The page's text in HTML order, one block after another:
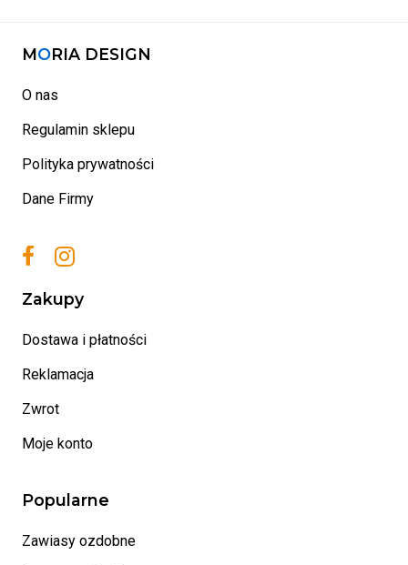
MORIA DESIGN
O nas
Regulamin sklepu
Polityka prywatności
Dane Firmy
Zakupy
Dostawa i płatności
Reklamacja
Zwrot
Moje konto
Popularne
Zawiasy ozdobne